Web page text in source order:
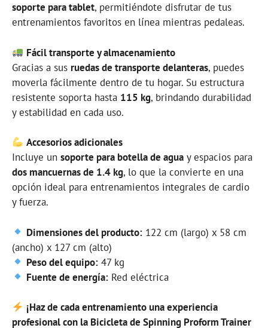
soporte para tablet, permitiéndote disfrutar de tus
entrenamientos favoritos en línea mientras pedaleas.
Fácil transporte y almacenamiento
Gracias a sus ruedas de transporte delanteras, puedes
moverla fácilmente dentro de tu hogar. Su estructura
resistente soporta hasta 115 kg, brindando durabilidad
y estabilidad en cada uso.
Accesorios adicionales
Incluye un soporte para botella de agua y espacios para
dos mancuernas de 1.4 kg, lo que la convierte en una
opción ideal para entrenamientos integrales de cardio
y fuerza.
Dimensiones del producto: 122 cm (largo) x 58 cm
(ancho) x 127 cm (alto)
Peso del equipo: 47 kg
Fuente de energía: Red eléctrica
¡Haz de cada entrenamiento una experiencia
profesional con la Bicicleta de Spinning Proform Trainer